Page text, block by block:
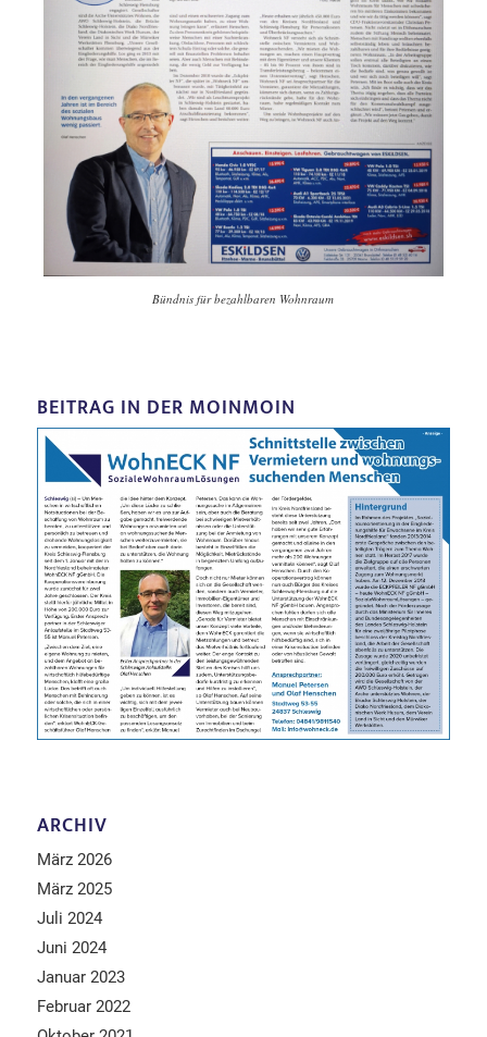
Bündnis für bezahlbaren Wohnraum
BEITRAG IN DER MOINMOIN
ARCHIV
März 2026
März 2025
Juli 2024
Juni 2024
Januar 2023
Februar 2022